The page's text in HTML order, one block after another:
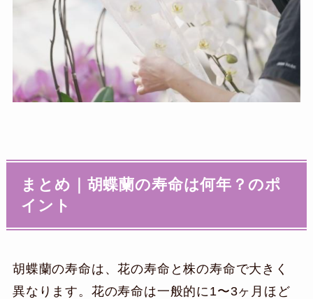
まとめ｜胡蝶蘭の寿命は何年？のポ
イント
胡蝶蘭の寿命は、花の寿命と株の寿命で大きく
異なります。花の寿命は一般的に1〜3ヶ月ほど